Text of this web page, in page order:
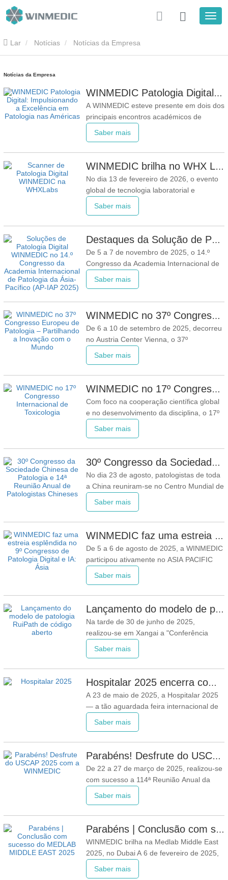
Lar Notícias Notícias da Empresa
Notícias da Empresa
WINMEDIC Patologia Digital: Impulsionando a Excelência em Patologia nas Américas
A WINMEDIC esteve presente em dois dos
principais encontros académicos de
Anual da Associação de Patologistas Sino-
Academia de Patologia dos Estados
pioneira em patologia
Saber mais
WINMEDIC brilha no WHX Labs Dubai 2026
No dia 13 de fevereiro de 2026, o evento
global de tecnologia laboratorial e
concluído com sucesso no Dubai World
do setor no Médio Oriente e Norte de
África, a exposição reuniu visitantes
profissionais de mais de 180
Saber mais
Destaques da Solução de Patologia Digital WINMEDIC no 14.º Congresso da Academia Internacional de Patologia da Ásia-Pacífico (AP-IAP 2025)
De 5 a 7 de novembro de 2025, o 14.º
Congresso da Academia Internacional de
concluiu-se com sucesso em
utilizadores e parceiros da indústria,
apresentando as suas soluções
abrangentes
Saber mais
WINMEDIC no 37º Congresso Europeu de Patologia – Partilhando a Inovação com o Mundo
De 6 a 10 de setembro de 2025, decorreu
no Austria Center Vienna, o 37º
2025), reunindo mais de 5.700
mais de 100 países sob o tema "Tradição
Encontra o Futuro"." .A WINMEDIC
partilha com os participantes produtos de
Saber mais
WINMEDIC no 17º Congresso Internacional de Toxicologia
Com foco na cooperação científica global
e no desenvolvimento da disciplina, o 17º
(ICTXVII, ICT2025) foi concluído com
conferência, inscreveram-se mais de
1.200 participantes, incluindo mais de 350
investigadores internacionais, e
Saber mais
30º Congresso da Sociedade Chinesa de Patologia e 14ª Reunião Anual de Patologistas Chineses
No dia 23 de agosto, patologistas de toda
a China reuniram-se no Centro Mundial de
grande abertura do 14º Congresso Chinês
presidente da Secção de Patologia da
proferiu um brilhante discurso de
Saber mais
WINMEDIC faz uma estreia esplêndida no 9º Congresso de Patologia Digital e IA: Ásia
De 5 a 6 de agosto de 2025, a WINMEDIC
participou ativamente no ASIA PACIFIC
de Patologia Digital e IA: Ásia, realizado
Radiologia: Ásia, em Singapura. Este
grande evento reuniu patologistas,
investigadores e especialistas do
Saber mais
Lançamento do modelo de patologia RuiPath de código aberto: um salto para o ecossistema de IA médica da China
Na tarde de 30 de junho de 2025,
realizou-se em Xangai a "Conferência
Hospital RuiJin, Código Aberto e
Ruijin, afiliado da Faculdade de Medicina
da Universidade Jiao Tong de Xangai
(doravante designado por "Hospital
Saber mais
Hospitalar 2025 encerra com sucesso: WINMEDIC destaca inovação em patologia
A 23 de maio de 2025, a Hospitalar 2025
— a tão aguardada feira internacional de
saúde — foi encerrada com sucesso no
contou com a participação de mais de
de 60 países, destacando
Saber mais
Parabéns! Desfrute do USCAP 2025 com a WINMEDIC
De 22 a 27 de março de 2025, realizou-se
com sucesso a 114ª Reunião Anual da
Unidos e do Canadá (USCAP) em Boston,
académicos mais prestigiados e influentes
na área da patologia em todo o mundo, a
USCAP 2025 atraiu mais de 4.
Saber mais
Parabéns | Conclusão com sucesso do MEDLAB MIDDLE EAST 2025
WINMEDIC brilha na Medlab Middle East
2025, no Dubai A 6 de fevereiro de 2025,
influente do mundo no setor dos
Saber mais